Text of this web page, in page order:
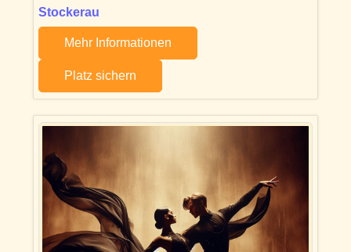
Stockerau
Mehr Informationen
Platz sichern